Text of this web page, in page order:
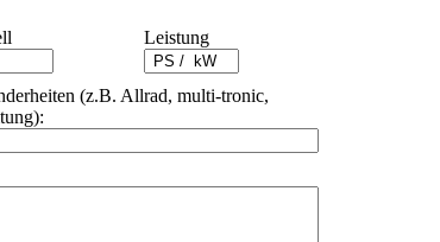
Leistung
(z.B. Allrad, multi-tronic,